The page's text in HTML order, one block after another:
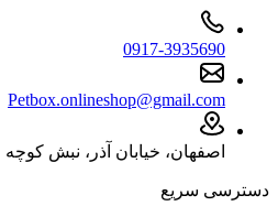
0917-3935690
Petbox.onlineshop@gmail.com
اصفهان، خیابان آذر، نبش کوچه ۲۰
دسترسی سریع